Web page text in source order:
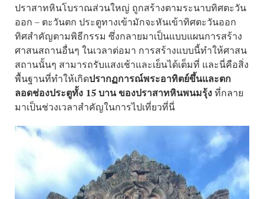
ปราสาทหินโบราณส่วนใหญ่ ถูกสร้างตามระนาบทิศตะวัน
ออก – ตะวันตก ประตูทางเข้ามักจะหันเข้าทิศตะวันออก
ทิศสำคัญตามพิธีกรรม ซึ่งกลายมาเป็นแบบแผนการสร้าง
ศาสนสถานอื่นๆ ในเวลาต่อมา การสร้างแบบนี้ทำให้ศาสน
สถานนั้นๆ สามารถรับแสงเช้าและเย็นได้เต็มที่ และนี่คือสิ่ง
พื้นฐานที่ทำให้เกิดปรากฏการณ์พระอาทิตย์ขึ้นและตก
ลอดช่องประตูทั้ง 15 บาน ของปราสาทหินพนมรุ้งที่กลาย
มาเป็นช่วงเวลาสำคัญในการไปเที่ยวที่นี่